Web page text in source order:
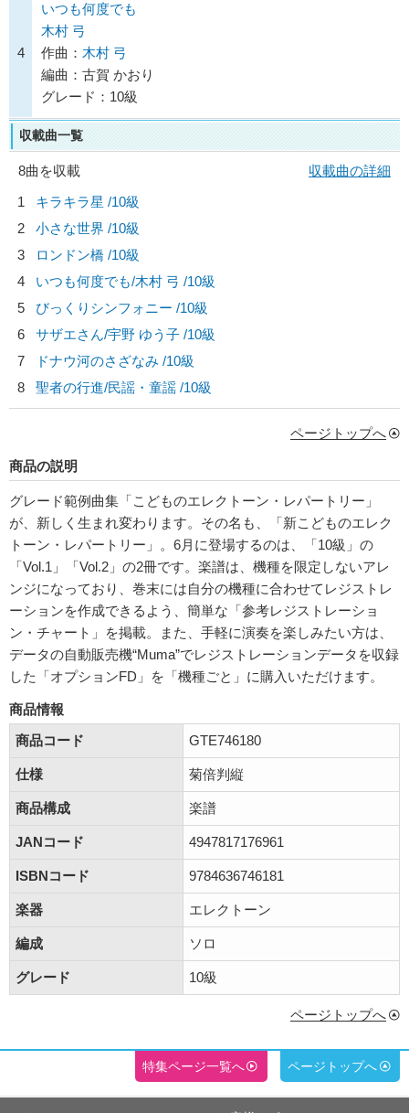
4
いつも何度でも
木村 弓
作曲： 木村 弓
編曲：古賀 かおり
グレード：10級
収載曲一覧
8曲を収載
収載曲の詳細
1
キラキラ星 /10級
2
小さな世界 /10級
3
ロンドン橋 /10級
4
いつも何度でも/木村 弓 /10級
5
びっくりシンフォニー /10級
6
サザエさん/宇野 ゆう子 /10級
7
ドナウ河のさざなみ /10級
8
聖者の行進/民謡・童謡 /10級
ページトップへ
商品の説明
グレード範例曲集「こどものエレクトーン・レパートリー」
が、新しく生まれ変わります。その名も、「新こどものエレク
トーン・レパートリー」。6月に登場するのは、「10級」の
「Vol.1」「Vol.2」の2冊です。楽譜は、機種を限定しないアレ
ンジになっており、巻末には自分の機種に合わせてレジストレ
ーションを作成できるよう、簡単な「参考レジストレーショ
ン・チャート」を掲載。また、手軽に演奏を楽しみたい方は、
データの自動販売機“Muma”でレジストレーションデータを収録
した「オプションFD」を「機種ごと」に購入いただけます。
商品情報
商品コード
GTE746180
仕様 菊倍判縦
商品構成 楽譜
JANコード 4947817176961
ISBNコード 9784636746181
楽器 エレクトーン
編成 ソロ
グレード 10級
ページトップへ
特集ページ一覧へ ページトップへ